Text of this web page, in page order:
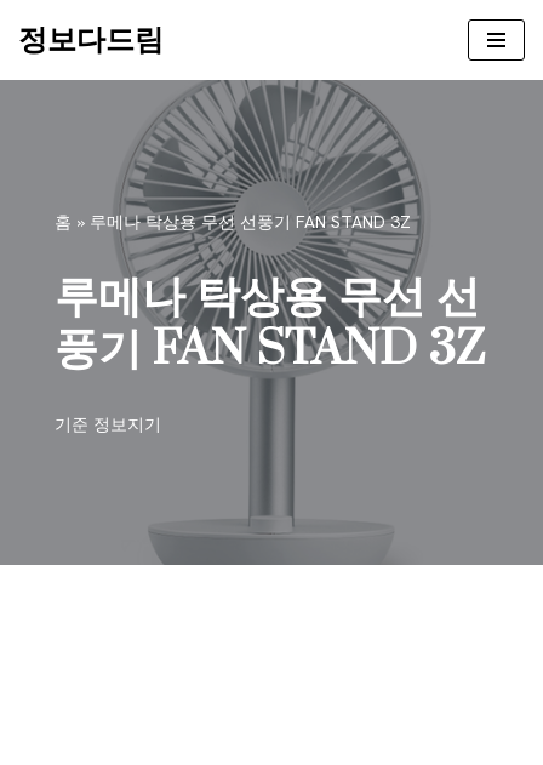
정보다드림
홈 » 루메나 탁상용 무선 선풍기 FAN STAND 3Z
루메나 탁상용 무선 선
풍기 FAN STAND 3Z
기준 정보지기